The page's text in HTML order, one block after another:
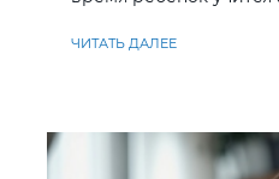
ЧИТАТЬ ДАЛЕЕ